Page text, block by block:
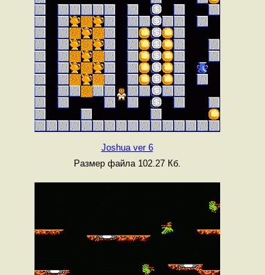
Joshua ver 6
Размер файла 102.27 Кб.